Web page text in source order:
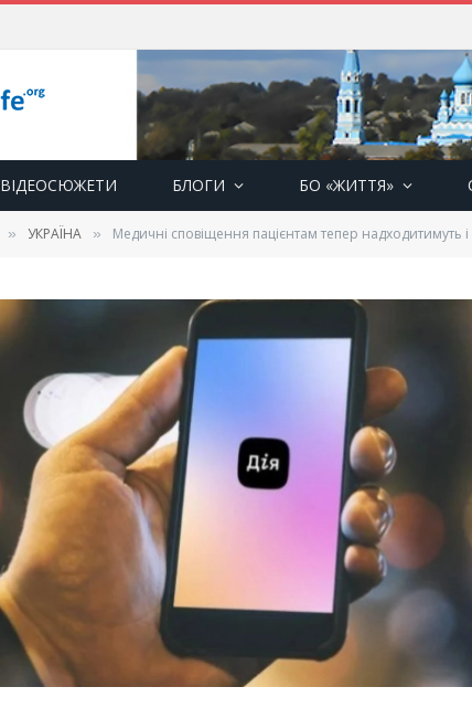
ВІДЕОСЮЖЕТИ БЛОГИ БО «ЖИТТЯ»
» УКРАЇНА » Медичні сповіщення пацієнтам тепер надходитимуть